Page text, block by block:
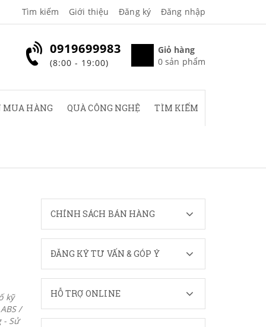
Tìm kiếm Giới thiệu Đăng ký Đăng nhập
Giỏ hàng
0 sản phẩm
0919699983
(8:00 - 19:00)
MUA HÀNG QUÀ CÔNG NGHỆ TÌM KIẾM
kỹ
/
- Sử
CHÍNH SÁCH BÁN HÀNG
ĐĂNG KÝ TƯ VẤN & GÓP Ý
HỖ TRỢ ONLINE